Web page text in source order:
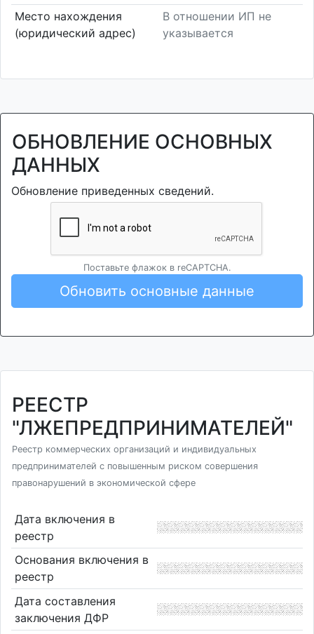
Место нахождения
(юридический адрес)
В отношении ИП не
указывается
ОБНОВЛЕНИЕ ОСНОВНЫХ
ДАННЫХ
Обновление приведенных сведений.
Поставьте флажок в reCAPTCHA.
Обновить основные данные
РЕЕСТР
"ЛЖЕПРЕДПРИНИМАТЕЛЕЙ"
Реестр коммерческих организаций и индивидуальных
предпринимателей с повышенным риском совершения
правонарушений в экономической сфере
Дата включения в
реестр
Основания включения в
реестр
Дата составления
заключения ДФР